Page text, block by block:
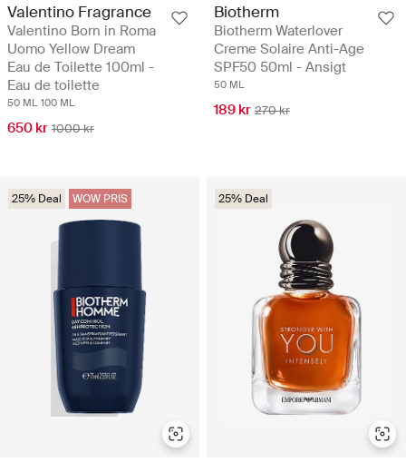
Valentino Fragrance
Valentino Born in Roma
Uomo Yellow Dream
Eau de Toilette 100ml -
Eau de toilette
50 ML 100 ML
650 kr 1000 kr
Biotherm
Biotherm Waterlover
Creme Solaire Anti-Age
SPF50 50ml - Ansigt
50 ML
189 kr 270 kr
25% Deal WOW PRIS 25% Deal